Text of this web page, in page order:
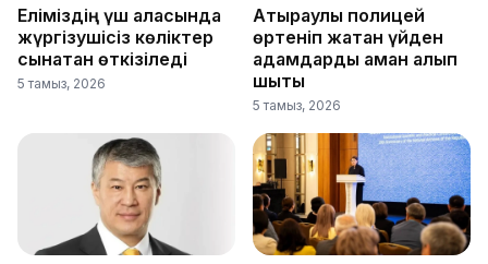
Еліміздің үш қаласында
жүргізушісіз көліктер
сынақтан өткізіледі
5 тамыз, 2026
Атыраулық полицей
өртеніп жатқан үйден
адамдарды аман алып
шықты
5 тамыз, 2026